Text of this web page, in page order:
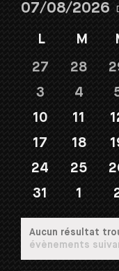
07/08/2026
une
date.
Calendrier
Évènements
LLUNDI
M
27
28
3
4
10
11
17
18
24
25
31
1
Notice
Aucun résultat
évènements